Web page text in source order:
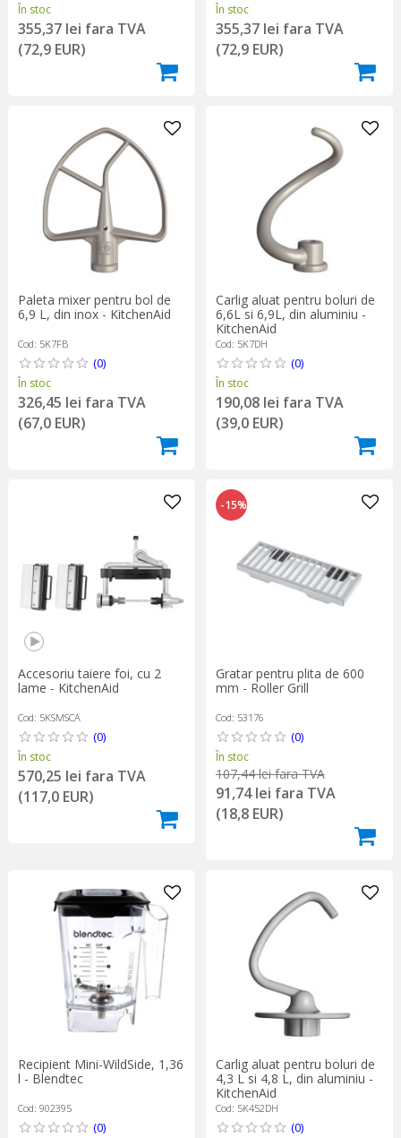
În stoc
355,37 lei fara TVA
(72,9 EUR)
În stoc
355,37 lei fara TVA
(72,9 EUR)
Paleta mixer pentru bol de
6,9 L, din inox - KitchenAid
Cod: 5K7FB
(0)
În stoc
326,45 lei fara TVA
(67,0 EUR)
Carlig aluat pentru boluri de
6,6L si 6,9L, din aluminiu -
KitchenAid
Cod: 5K7DH
(0)
În stoc
190,08 lei fara TVA
(39,0 EUR)
Accesoriu taiere foi, cu 2
lame - KitchenAid
Cod: 5KSMSCA
(0)
În stoc
570,25 lei fara TVA
(117,0 EUR)
-15%
Gratar pentru plita de 600
mm - Roller Grill
Cod: 53176
(0)
În stoc
107,44 lei fara TVA
91,74 lei fara TVA
(18,8 EUR)
Recipient Mini-WildSide, 1,36
l - Blendtec
Cod: 902395
(0)
Carlig aluat pentru boluri de
4,3 L si 4,8 L, din aluminiu -
KitchenAid
Cod: 5K452DH
(0)